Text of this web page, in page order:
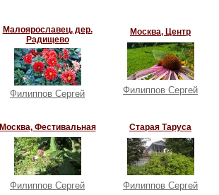
Малоярославец, дер.
Радищево
Филиппов Сергей
Москва, Центр
Филиппов Сергей
Москва, Фестивальная
Филиппов Сергей
Старая Таруса
Филиппов Сергей